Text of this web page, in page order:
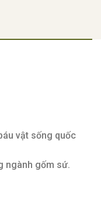
vật sống quốc
ngành gốm sứ.